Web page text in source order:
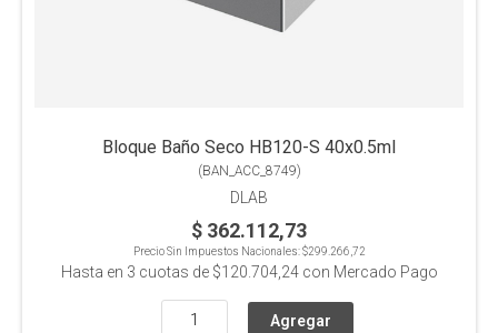
Bloque Baño Seco HB120-S 40x0.5ml
(BAN_ACC_8749)
DLAB
$ 362.112,73
Precio Sin Impuestos Nacionales:$299.266,72
Hasta en 3 cuotas de $120.704,24con Mercado Pago